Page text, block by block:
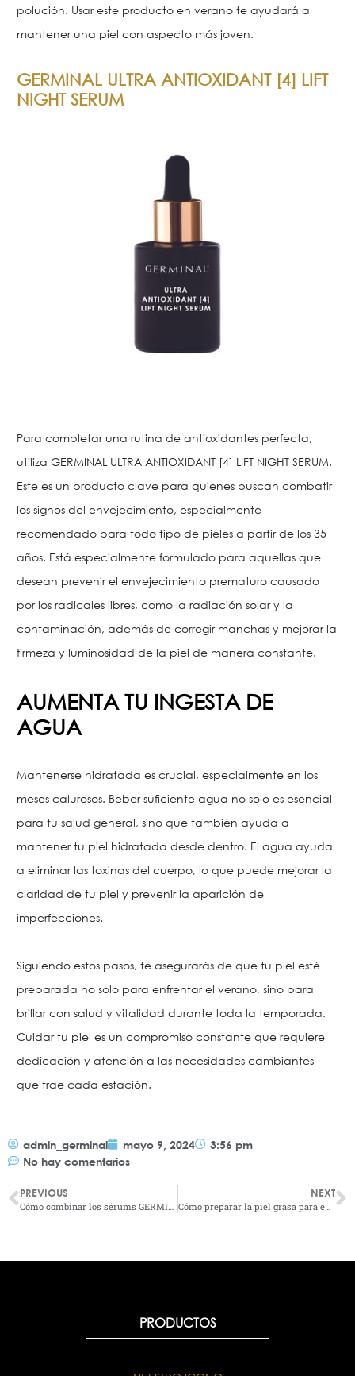
polución. Usar este producto en verano te ayudará a
mantener una piel con aspecto más joven.
GERMINAL ULTRA ANTIOXIDANT [4] LIFT
NIGHT SERUM
Para completar una rutina de antioxidantes perfecta,
utiliza GERMINAL ULTRA ANTIOXIDANT [4] LIFT NIGHT SERUM.
Este es un producto clave para quienes buscan combatir
los signos del envejecimiento, especialmente
recomendado para todo tipo de pieles a partir de los 35
años. Está especialmente formulado para aquellas que
desean prevenir el envejecimiento prematuro causado
por los radicales libres, como la radiación solar y la
contaminación, además de corregir manchas y mejorar la
firmeza y luminosidad de la piel de manera constante.
AUMENTA TU INGESTA DE
AGUA
Mantenerse hidratada es crucial, especialmente en los
meses calurosos. Beber suficiente agua no solo es esencial
para tu salud general, sino que también ayuda a
mantener tu piel hidratada desde dentro. El agua ayuda
a eliminar las toxinas del cuerpo, lo que puede mejorar la
claridad de tu piel y prevenir la aparición de
imperfecciones.
Siguiendo estos pasos, te asegurarás de que tu piel esté
preparada no solo para enfrentar el verano, sino para
brillar con salud y vitalidad durante toda la temporada.
Cuidar tu piel es un compromiso constante que requiere
dedicación y atención a las necesidades cambiantes
que trae cada estación.
admin_germinal mayo 9, 2024
3:56 pm
No hay comentarios
PREVIOUS NEXT
Cómo preparar la piel grasa para eventos en verano
PRODUCTOS